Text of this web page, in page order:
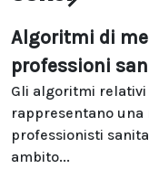
Algoritmi di
professioni
Gli algoritmi
rappresentano
professionisti
ambito...